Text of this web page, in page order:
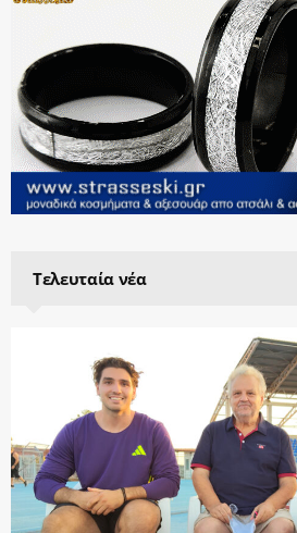
Τελευταία νέα